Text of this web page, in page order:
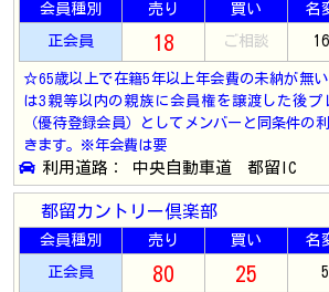
会員種別 売り 買い 名
正会員 18 ご相談
☆65歳以上で在籍5年以上年会費の未納が無
は3親等以内の親族に会員権を譲渡した後プ
（優待登録会員）としてメンバーと同条件の
きます。※年会費は要
利用道路： 中央自動車道 都留IC
都留カントリー倶楽部
会員種別 売り 買い 名
正会員 80 25